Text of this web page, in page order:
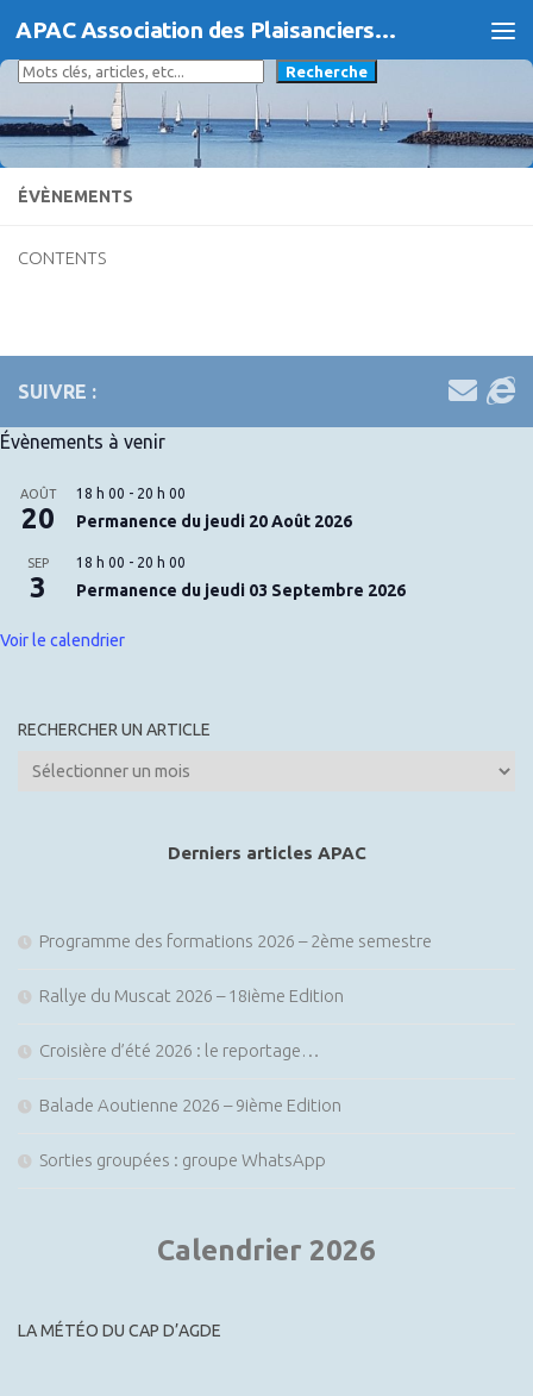
Skip to content APAC Association des Plaisanciers d'Agde et du Cap
Rechercher
Recherche
ÉVÈNEMENTS
CONTENTS
SUIVRE :
Évènements à venir
AOÛT
20
18 h 00 - 20 h 00
Permanence du jeudi 20 Août 2026
SEP
3
18 h 00 - 20 h 00
Permanence du jeudi 03 Septembre 2026
Voir le calendrier
RECHERCHER UN ARTICLE
Rechercher
Derniers articles APAC
Programme des formations 2026 – 2ème semestre
Rallye du Muscat 2026 – 18ième Edition
Croisière d’été 2026 : le reportage…
Balade Aoutienne 2026 – 9ième Edition
Sorties groupées : groupe WhatsApp
Calendrier 2026
LA MÉTÉO DU CAP D’AGDE